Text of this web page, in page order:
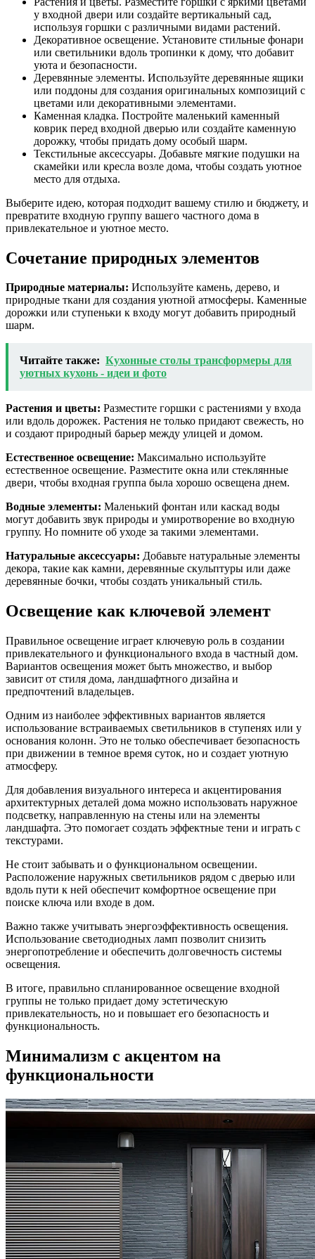
у входной двери или создайте вертикальный сад,
используя горшки с различными видами растений.
Декоративное освещение. Установите стильные фонари
или светильники вдоль тропинки к дому, что добавит
уюта и безопасности.
Деревянные элементы. Используйте деревянные ящики
или поддоны для создания оригинальных композиций с
цветами или декоративными элементами.
Каменная кладка. Постройте маленький каменный
коврик перед входной дверью или создайте каменную
дорожку, чтобы придать дому особый шарм.
Текстильные аксессуары. Добавьте мягкие подушки на
скамейки или кресла возле дома, чтобы создать уютное
место для отдыха.
Выберите идею, которая подходит вашему стилю и бюджету, и
превратите входную группу вашего частного дома в
привлекательное и уютное место.
Сочетание природных элементов
Природные материалы: Используйте камень, дерево, и
природные ткани для создания уютной атмосферы. Каменные
дорожки или ступеньки к входу могут добавить природный
шарм.
Читайте также: Кухонные столы трансформеры для
уютных кухонь - идеи и фото
Растения и цветы: Разместите горшки с растениями у входа
или вдоль дорожек. Растения не только придают свежесть, но
и создают природный барьер между улицей и домом.
Естественное освещение: Максимально используйте
естественное освещение. Разместите окна или стеклянные
двери, чтобы входная группа была хорошо освещена днем.
Водные элементы: Маленький фонтан или каскад воды
могут добавить звук природы и умиротворение во входную
группу. Но помните об уходе за такими элементами.
Натуральные аксессуары: Добавьте натуральные элементы
декора, такие как камни, деревянные скульптуры или даже
деревянные бочки, чтобы создать уникальный стиль.
Освещение как ключевой элемент
Правильное освещение играет ключевую роль в создании
привлекательного и функционального входа в частный дом.
Вариантов освещения может быть множество, и выбор
зависит от стиля дома, ландшафтного дизайна и
предпочтений владельцев.
Одним из наиболее эффективных вариантов является
использование встраиваемых светильников в ступенях или у
основания колонн. Это не только обеспечивает безопасность
при движении в темное время суток, но и создает уютную
атмосферу.
Для добавления визуального интереса и акцентирования
архитектурных деталей дома можно использовать наружное
подсветку, направленную на стены или на элементы
ландшафта. Это помогает создать эффектные тени и играть с
текстурами.
Не стоит забывать и о функциональном освещении.
Расположение наружных светильников рядом с дверью или
вдоль пути к ней обеспечит комфортное освещение при
поиске ключа или входе в дом.
Важно также учитывать энергоэффективность освещения.
Использование светодиодных ламп позволит снизить
энергопотребление и обеспечить долговечность системы
освещения.
В итоге, правильно спланированное освещение входной
группы не только придает дому эстетическую
привлекательность, но и повышает его безопасность и
функциональность.
Минимализм с акцентом на
функциональности